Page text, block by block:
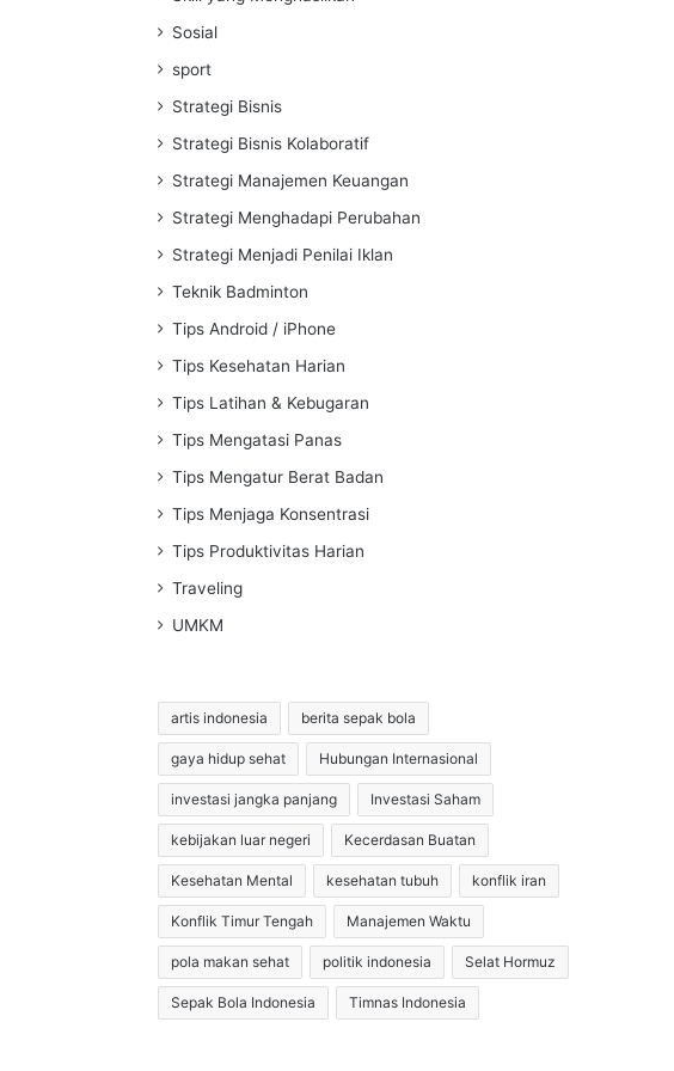
Sosial
sport
Strategi Bisnis
Strategi Bisnis Kolaboratif
Strategi Manajemen Keuangan
Strategi Menghadapi Perubahan
Strategi Menjadi Penilai Iklan
Teknik Badminton
Tips Android / iPhone
Tips Kesehatan Harian
Tips Latihan & Kebugaran
Tips Mengatasi Panas
Tips Mengatur Berat Badan
Tips Menjaga Konsentrasi
Tips Produktivitas Harian
Traveling
UMKM
artis indonesia berita sepak bola
gaya hidup sehat Hubungan Internasional
investasi jangka panjang Investasi Saham
kebijakan luar negeri Kecerdasan Buatan
Kesehatan Mental kesehatan tubuh konflik iran
Konflik Timur Tengah Manajemen Waktu
pola makan sehat politik indonesia Selat Hormuz
Sepak Bola Indonesia Timnas Indonesia